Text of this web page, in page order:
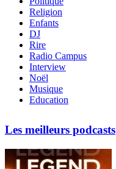
Religion
Enfants
DJ
Rire
Radio Campus
Interview
Noël
Musique
Education
Les meilleurs podcasts